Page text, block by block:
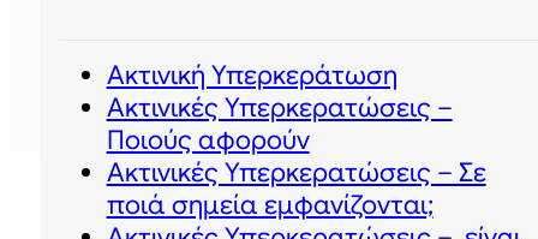
Ακτινική Υπερκεράτωση
Ακτινικές Υπερκερατώσεις –
Ποιούς αφορούν
Ακτινικές Υπερκερατώσεις – Σε
ποιά σημεία εμφανίζονται;